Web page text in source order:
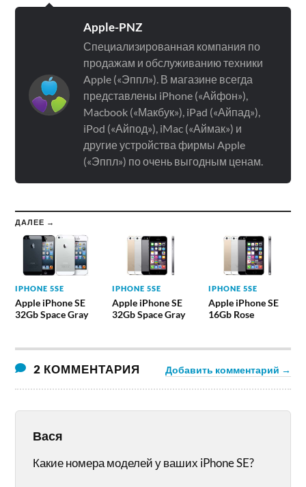
Apple-PNZ
Специализированная компания по
продажам и обслуживанию техники
Apple («Эппл»). В магазине всегда
представлены iPhone («Айфон»),
Macbook («Макбук»), iPad («Айпад»),
iPod («Айпод»), iMac («Аймак») и
другие устройства фирмы Apple
(«Эппл») по очень выгодным ценам.
ДАЛЕЕ →
IPHONE 5SE
Apple iPhone SE
32Gb Space Gray
IPHONE 5SE
Apple iPhone SE
32Gb Space Gray
IPHONE 5SE
Apple iPhone SE
16Gb Rose
2 КОММЕНТАРИЯ Добавить комментарий →
Вася
Какие номера моделей у ваших iPhone SE?